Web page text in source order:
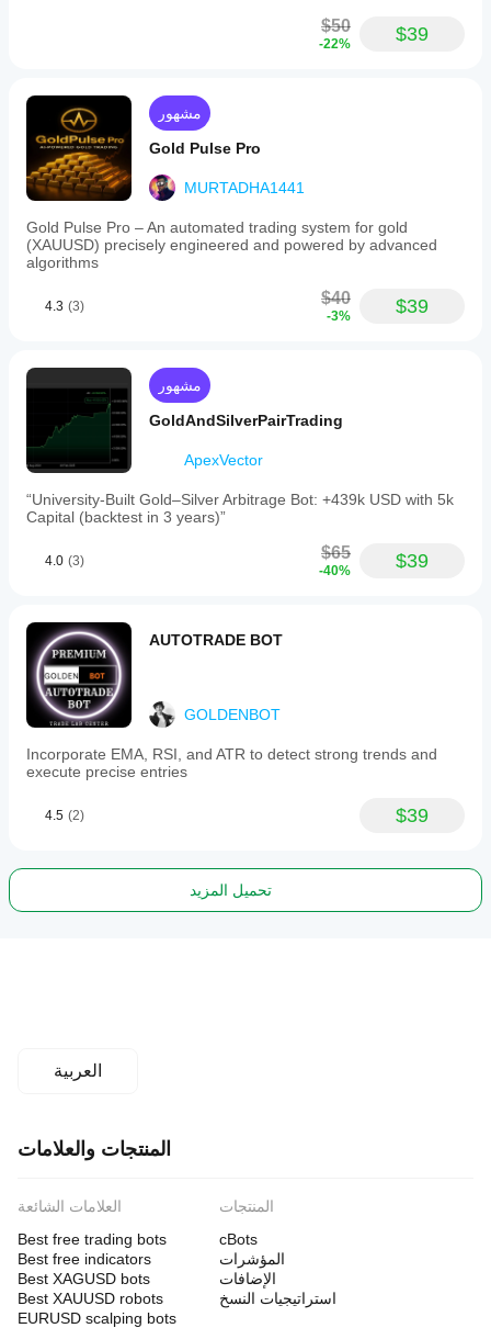
$50
-22% $39
مشهور
Gold Pulse Pro
MURTADHA1441
Gold Pulse Pro – An automated trading system for gold
(XAUUSD) precisely engineered and powered by advanced
algorithms
4.3 (3) $40
-3% $39
مشهور
GoldAndSilverPairTrading
ApexVector
“University-Built Gold–Silver Arbitrage Bot: +439k USD with 5k
Capital (backtest in 3 years)”
4.0 (3) $65
-40% $39
AUTOTRADE BOT
GOLDENBOT
Incorporate EMA, RSI, and ATR to detect strong trends and
execute precise entries
4.5 (2) $39
تحميل المزيد
العربية
المنتجات والعلامات
العلامات الشائعة
Best free trading bots
Best free indicators
Best XAGUSD bots
Best XAUUSD robots
EURUSD scalping bots
المنتجات
cBots
المؤشرات
الإضافات
استراتيجيات النسخ